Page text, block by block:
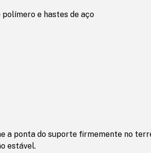
e hastes de aço
a ponta do suporte firmemente no
estável.